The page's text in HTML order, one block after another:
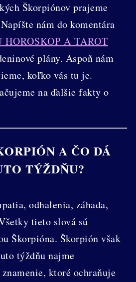
Škorpiónov prajeme
nám do komentára
HOROSKOP A TAROT
plány. Aspoň nám
koľko vás tu je.
na ďalšie fakty o
A ČO DÁ
TÝŽDŇU?
odhalenia, záhada,
tieto slová sú
Škorpióna. Škorpión však
týždňu najme
ktoré ochraňuje